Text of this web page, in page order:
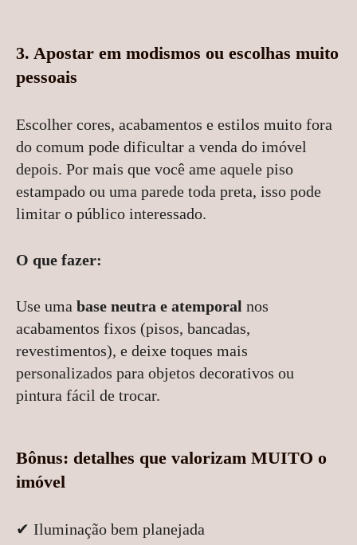
3. Apostar em modismos ou escolhas muito
pessoais
Escolher cores, acabamentos e estilos muito fora
do comum pode dificultar a venda do imóvel
depois. Por mais que você ame aquele piso
estampado ou uma parede toda preta, isso pode
limitar o público interessado.
O que fazer:
Use uma base neutra e atemporal nos
acabamentos fixos (pisos, bancadas,
revestimentos), e deixe toques mais
personalizados para objetos decorativos ou
pintura fácil de trocar.
Bônus: detalhes que valorizam MUITO o
imóvel
✔ Iluminação bem planejada